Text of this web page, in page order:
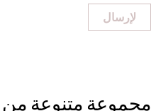
لإرسال
مجموعة متنوعة